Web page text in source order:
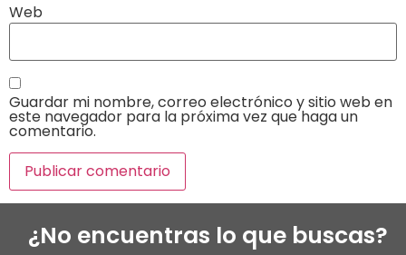
Web
Guardar mi nombre, correo electrónico y sitio web en
este navegador para la próxima vez que haga un
comentario.
¿No encuentras lo que buscas?